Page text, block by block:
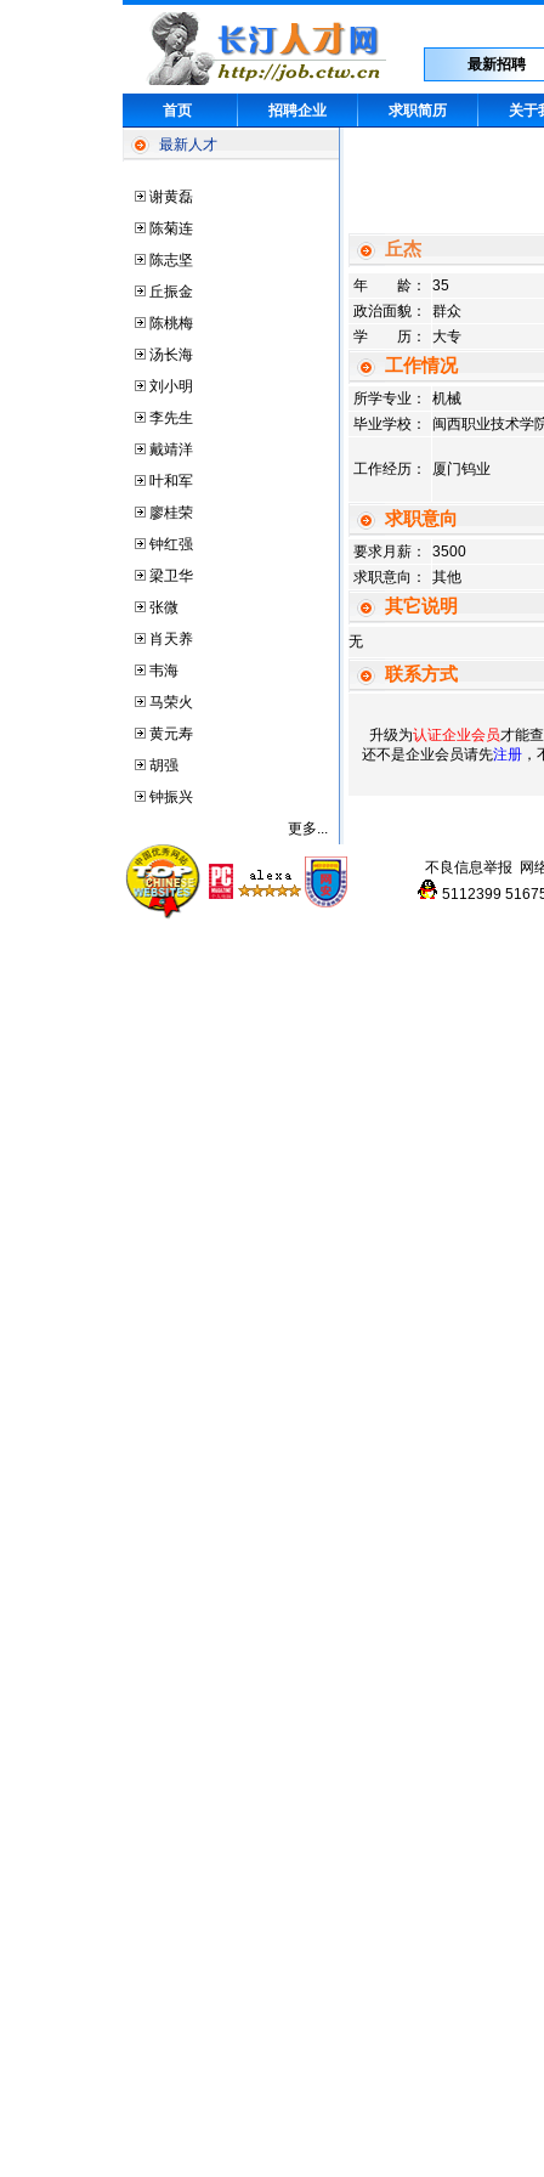
最新招聘
首页 招聘企业 求职简历
关于
最新人才
谢黄磊
陈菊连
陈志坚
丘振金
陈桃梅
汤长海
刘小明
李先生
戴靖洋
叶和军
廖桂荣
钟红强
梁卫华
张微
肖天养
韦海
马荣火
黄元寿
胡强
钟振兴
更多...
丘杰
年 龄：
35
政治面貌：
群众
学 历：
大专
工作情况
所学专业：
机械
毕业学校：
闽西职业技术学
工作经历： 厦门钨业
求职意向
要求月薪：
3500
求职意向：
其他
其它说明
无
联系方式
升级为认证企业会员才能
还不是企业会员请先注册
不良信息举报 网
5112399